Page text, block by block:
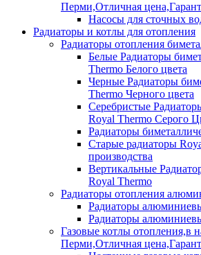
Перми,Отличная
Насосы для сточных
Радиаторы и котлы для отопления
Радиаторы отопления
Белые Радиаторы
Thermo Белого цвета
Черные Радиаторы
Thermo Черного цвета
Серебристые
Royal Thermo Серого
Радиаторы
Старые радиаторы
производства
Вертикальные
Royal Thermo
Радиаторы отопления
Радиаторы
Радиаторы
Газовые котлы отопления,в
Перми,Отличная